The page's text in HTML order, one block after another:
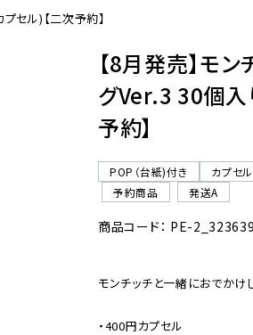
セル)【二次予約】
【8月発売】モ
グVer.3 30個入
予約】
POP（台紙)付き
カプセ
予約商品
発送A
商品コード： PE-2_323639
モンチッチと一緒におでかけ
・400円カプセル